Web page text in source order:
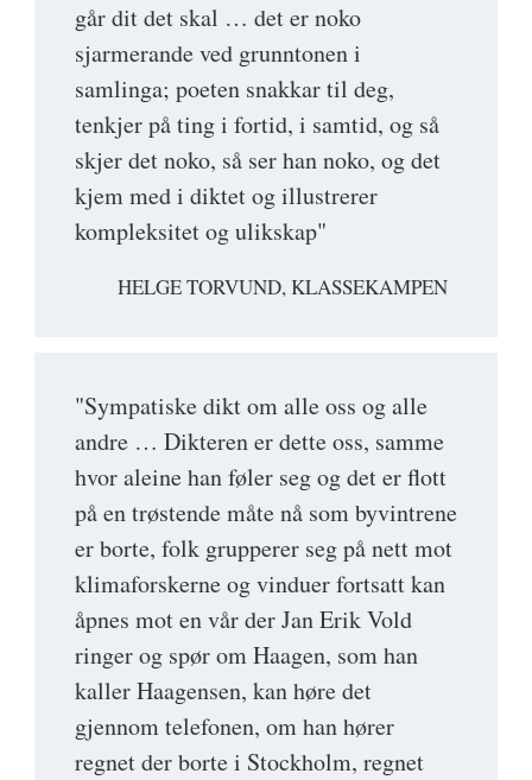
går dit det skal … det er noko
sjarmerande ved grunntonen i
samlinga; poeten snakkar til deg,
tenkjer på ting i fortid, i samtid, og så
skjer det noko, så ser han noko, og det
kjem med i diktet og illustrerer
kompleksitet og ulikskap"
HELGE TORVUND, KLASSEKAMPEN
"Sympatiske dikt om alle oss og alle
andre … Dikteren er dette oss, samme
hvor aleine han føler seg og det er flott
på en trøstende måte nå som byvintrene
er borte, folk grupperer seg på nett mot
klimaforskerne og vinduer fortsatt kan
åpnes mot en vår der Jan Erik Vold
ringer og spør om Haagen, som han
kaller Haagensen, kan høre det
gjennom telefonen, om han hører
regnet der borte i Stockholm, regnet